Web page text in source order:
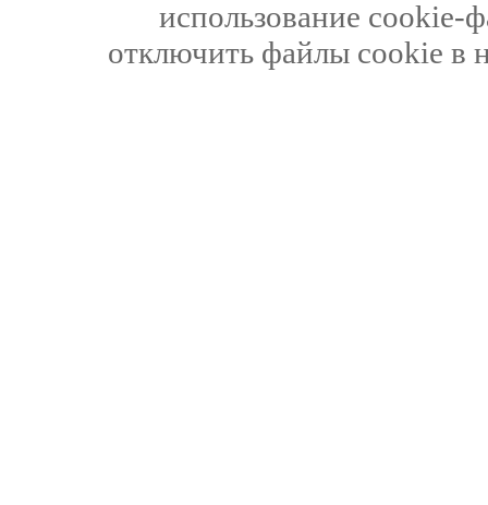
использование cookie-
отключить файлы cookie в